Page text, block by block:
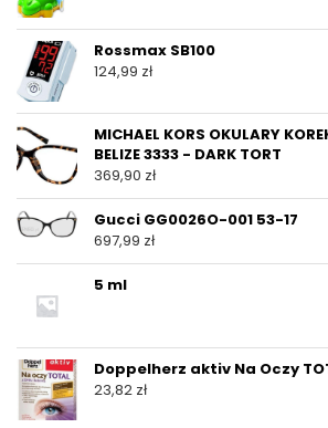
Rossmax SB100
124,99 zł
MICHAEL KORS OKULARY
BELIZE 3333 - DARK TORT
369,90 zł
Gucci GG0026O-001 53-17
697,99 zł
5 ml
Doppelherz aktiv Na Oczy
23,82 zł